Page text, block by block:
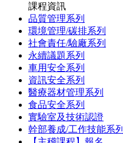
課程資訊
品質管理系列
環境管理/碳排系列
社會責任/驗廠系列
永續議題系列
車用安全系列
資訊安全系列
醫療器材管理系列
食品安全系列
實驗室及技術認證
幹部養成/工作技能系列